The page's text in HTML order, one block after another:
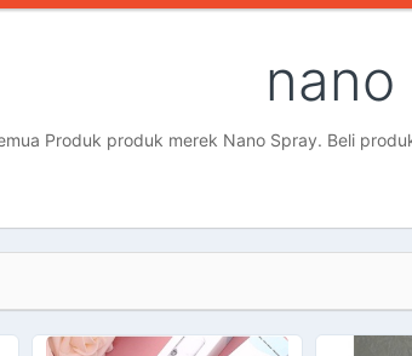
IBU & BAYI FASHION
BUKU & ALAT TULIS HOBI & KOLEKSI
nano
Produk produk merek Nano Spray. Beli